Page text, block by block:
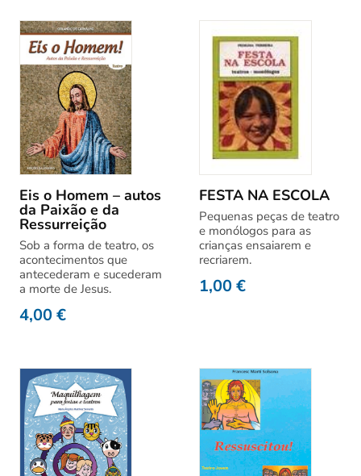
Eis o Homem – autos
da Paixão e da
Ressurreição
Sob a forma de teatro, os
acontecimentos que
antecederam e sucederam
a morte de Jesus.
4,00€
FESTA NA ESCOLA
Pequenas peças de teatro
e monólogos para as
crianças ensaiarem e
recriarem.
1,00€